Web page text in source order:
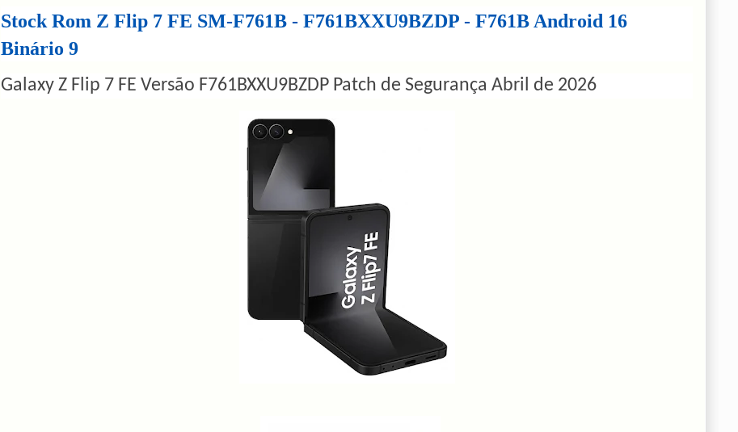
Stock Rom Z Flip 7 FE SM-F761B - F761BXXU9BZDP - F761B Android 16
Binário 9
Galaxy Z Flip 7 FE Versão F761BXXU9BZDP Patch de Segurança Abril de 2026